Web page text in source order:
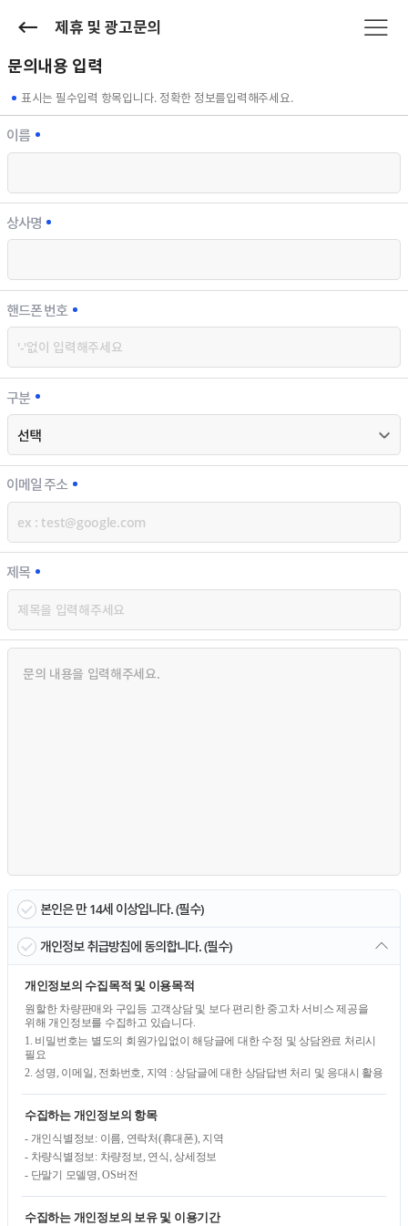
제휴 및 광고문의
문의내용 입력
표시는 필수입력 항목입니다. 정확한 정보를입력해주세요.
이름
상사명
핸드폰 번호
구분
이메일 주소
제목
본인은 만 14세 이상입니다. (필수)
개인정보 취급방침에 동의합니다. (필수)
개인정보의 수집목적 및 이용목적
원할한 차량판매와 구입등 고객상담 및 보다 편리한 중고차 서비스 제공을
위해 개인정보를 수집하고 있습니다.
1. 비밀번호는 별도의 회원가입없이 해당글에 대한 수정 및 상담완료 처리시
필요
2. 성명, 이메일, 전화번호, 지역 : 상담글에 대한 상담답변 처리 및 응대시 활용
수집하는 개인정보의 항목
- 개인식별정보: 이름, 연락처(휴대폰), 지역
- 차량식별정보: 차량정보, 연식, 상세정보
- 단말기 모델명, OS버전
수집하는 개인정보의 보유 및 이용기간